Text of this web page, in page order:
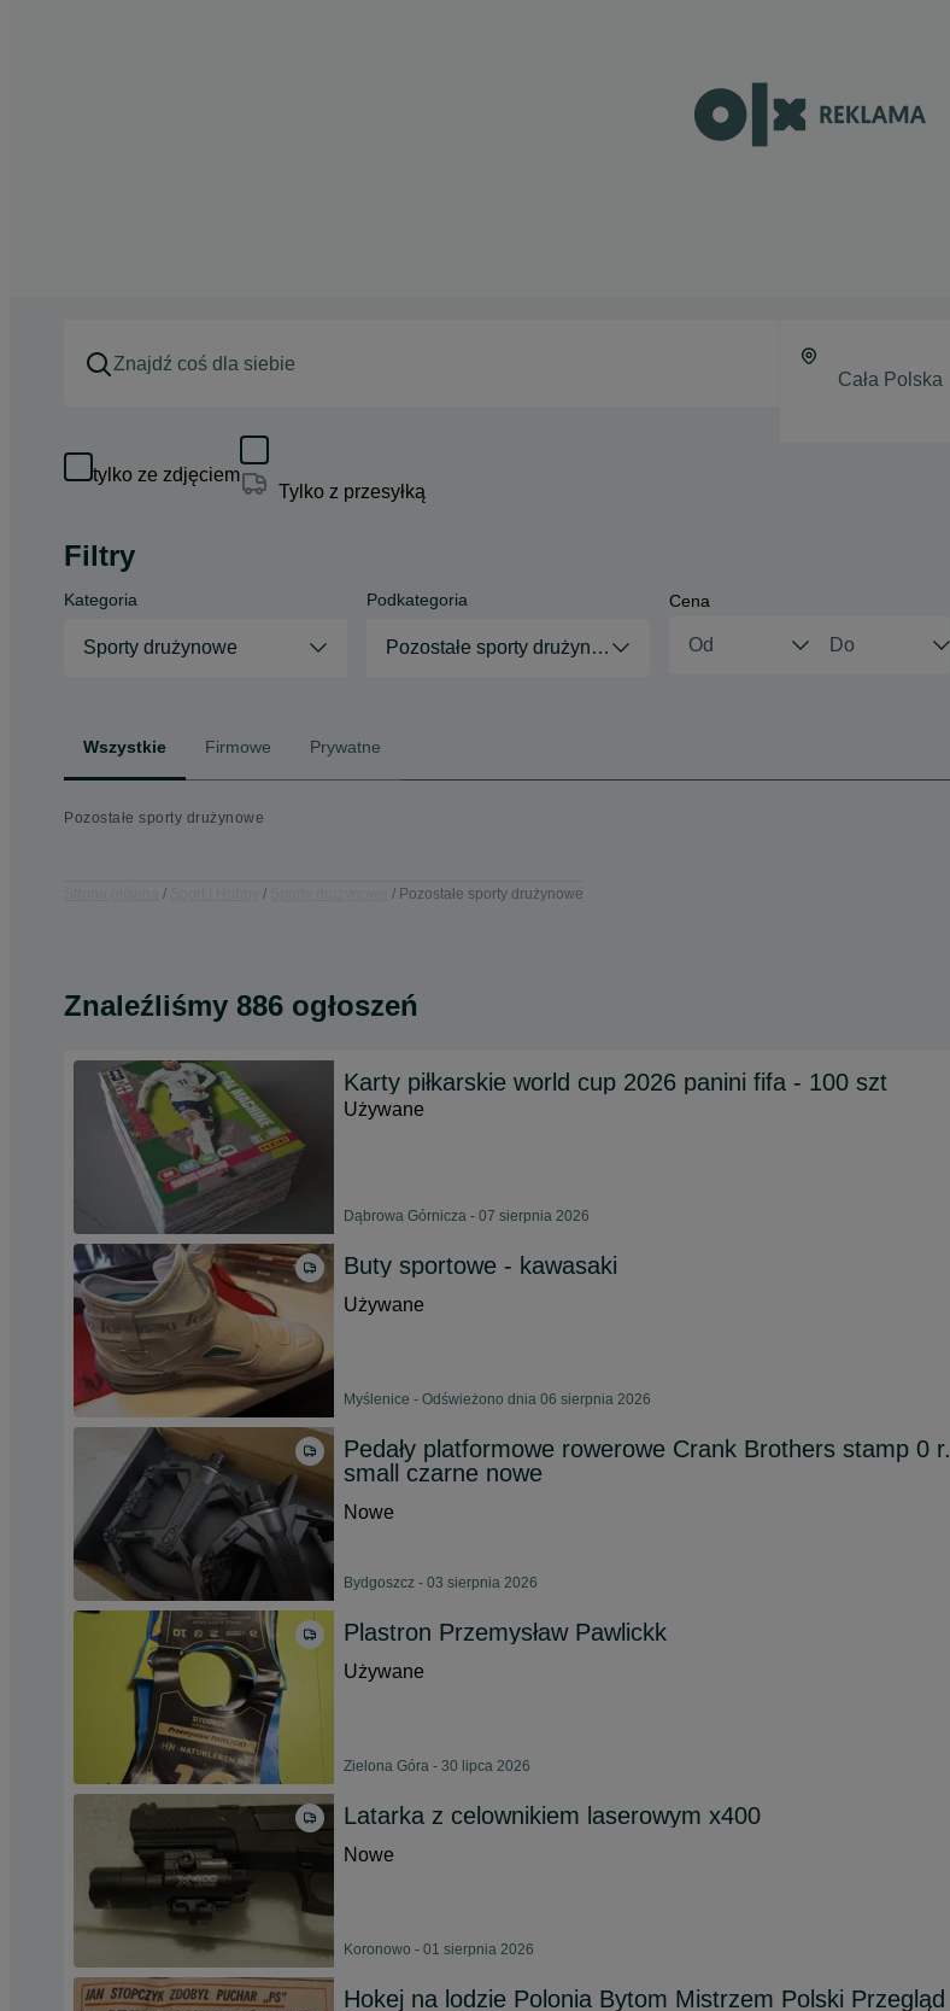
tylko ze zdjęciem
Tylko z przesyłką
Filtry
Kategoria
Sporty drużynowe
Podkategoria
Pozostałe sporty drużynowe
Cena
Wszystkie Firmowe Prywatne
Pozostałe sporty drużynowe
Pozostałe sporty drużynowe
Znaleźliśmy 886 ogłoszeń
Karty piłkarskie world cup 2026 panini fifa - 100 szt
Używane
Dąbrowa Górnicza - 07 sierpnia 2026
Buty sportowe - kawasaki
Używane
Myślenice - Odświeżono dnia 06 sierpnia 2026
Pedały platformowe rowerowe Crank Brothers stamp 0 r.
small czarne nowe
Nowe
Bydgoszcz - 03 sierpnia 2026
Plastron Przemysław Pawlickk
Używane
Zielona Góra - 30 lipca 2026
Latarka z celownikiem laserowym x400
Nowe
Koronowo - 01 sierpnia 2026
Hokej na lodzie Polonia Bytom Mistrzem Polski Przegląd